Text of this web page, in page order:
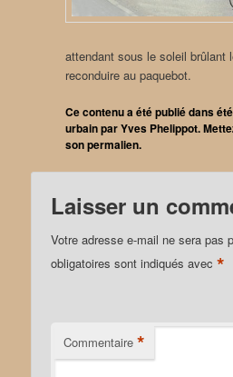
attendant sous le soleil brûlant
reconduire au paquebot.
Ce contenu a été publié dansété
urbainparYves Phelippot.
sonpermalien.
Laisser un
Votre adresse e-mail ne sera pas
obligatoires sont indiqués avec*
Commentaire *